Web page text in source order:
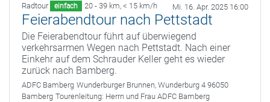
Radtour einfach 20 - 39 km, < 15 km/h Mi. 16. Apr. 2025 16:00
Feierabendtour nach Pettstadt
Die Feierabendtour führt auf überwiegend
verkehrsarmen Wegen nach Pettstadt. Nach einer
Einkehr auf dem Schrauder Keller geht es wieder
zurück nach Bamberg.
ADFC Bamberg Wunderburger Brunnen, Wunderburg 4 96050
Bamberg Tourenleitung: Herrn und Frau ADFC Bamberg